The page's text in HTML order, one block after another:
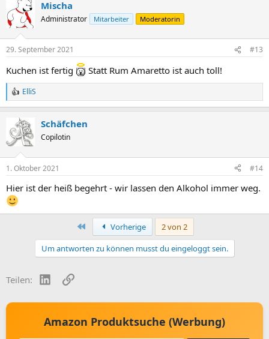
Mischa
Administrator Mitarbeiter Moderatorin
29. September 2021 #13
Kuchen ist fertig Statt Rum Amaretto ist auch toll!
R
e
t
i
s
ElliS
Schäfchen
Copilotin
1. Oktober 2021 #14
Hier ist der heiß begehrt - wir lassen den Alkohol immer weg.
Erste Vorherige
2 von 2
Um antworten zu können musst du eingeloggt sein.
Teilen: LinkedInLink
Amazon Produktsuche (Werbung)